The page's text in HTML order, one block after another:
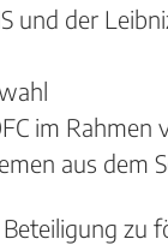
und der
im Rahmen
aus dem
zu